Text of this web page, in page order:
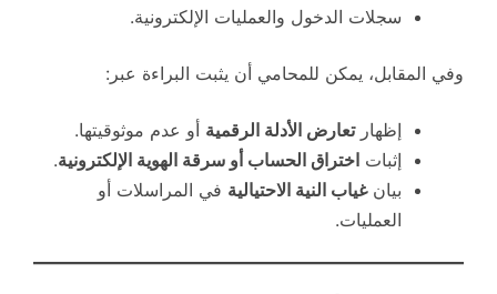
سجلات الدخول والعمليات الإلكترونية.
وفي المقابل، يمكن للمحامي أن يثبت البراءة عبر:
إظهارتعارض الأدلة الرقمية أو عدم موثوقيتها.
إثبات اختراق الحساب أو سرقة الهوية الإلكترونية.
بيانغياب النية الاحتيالية في المراسلات أو
العمليات.